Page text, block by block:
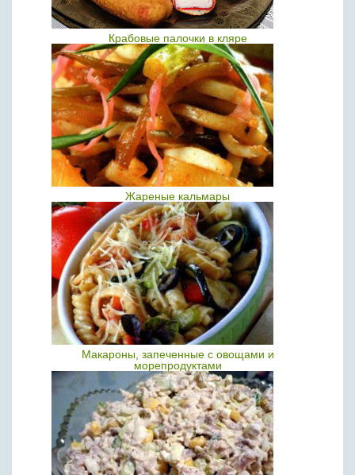
Крабовые палочки в кляре
Жареные кальмары
Макароны, запеченные с овощами и
морепродуктами